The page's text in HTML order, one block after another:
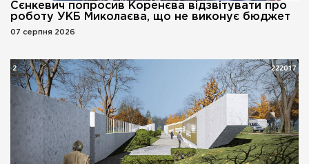
Сєнкевич попросив Коренєва відзвітувати про
роботу УКБ Миколаєва, що не виконує бюджет
07 серпня 2026